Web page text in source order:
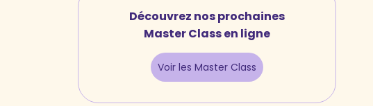
Découvrez nos prochaines
Master Class en ligne
Voir les Master Class